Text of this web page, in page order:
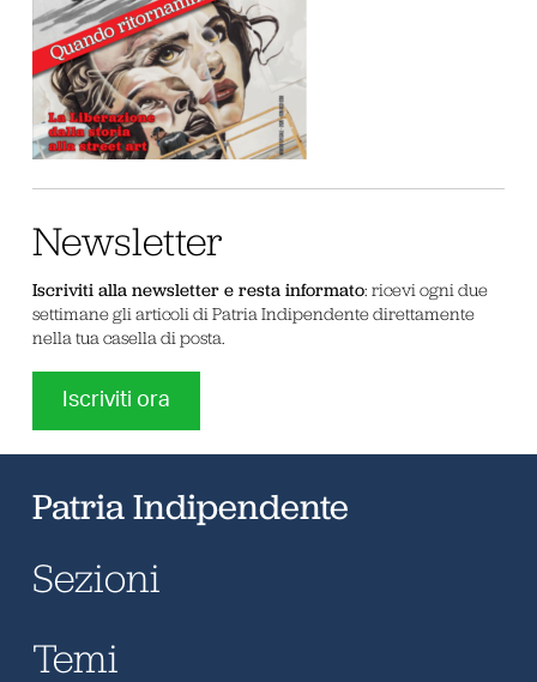
Newsletter
Iscriviti alla newsletter e resta informato: ricevi ogni due
settimane gli articoli di Patria Indipendente direttamente
nella tua casella di posta.
Iscriviti ora
Patria Indipendente
Sezioni
Temi